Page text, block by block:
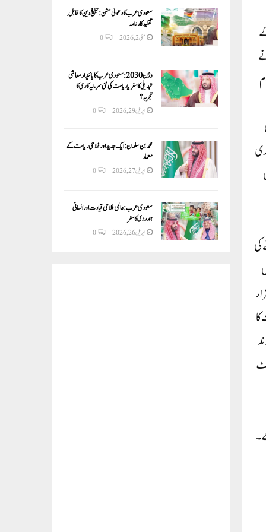
میں 53 لاکھ بچے پڑھ رہے ہیں۔ ان 48 ہزار میں سے 32 ہزار
کا
سعودی عرب کا دعوتی مشن: تبلیغ دین کا قابلِ
تقلید کارنامہ
مئی 2, 2026 0
وژن 2030:سعودی عرب کا پائیدار معاشی
تبدیلی کا سفر یا ریاست کی نئی سرمایہ کاری کا
تجربہ؟
اپریل 29, 2026 0
محمد بن سلمان: ایک جدید اور فلاحی ریاست کے
معمار
اپریل 27, 2026 0
سعودی عرب: عالمی فلاحی قیادت اور انسانی
ہمدردی کا سفر
اپریل 26, 2026 0